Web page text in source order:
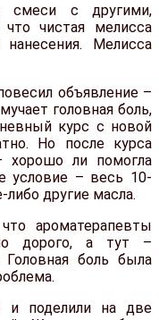
с другими,
чистая мелисса
Мелисса
объявление –
головная боль,
курс с новой
Но после курса
хорошо ли помогла
условие – весь 10-
другие масла.
ароматерапевты
дорого, а тут –
боль была
и поделили на две